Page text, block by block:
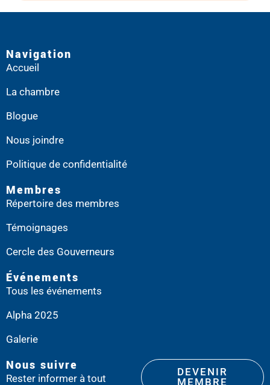
Navigation
Accueil
La chambre
Blogue
Nous joindre
Politique de confidentialité
Membres
Répertoire des membres
Témoignages
Cercle des Gouverneurs
Événements
Tous les événements
Alpha 2025
Galerie
Nous suivre
Rester informer à tout
DEVENIR
MEMBRE